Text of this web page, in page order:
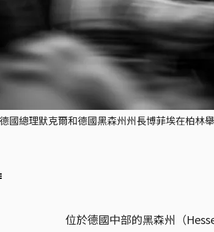
國總理默克爾和德國黑森州州長博菲埃在柏林
位於德國中部的黑森州（